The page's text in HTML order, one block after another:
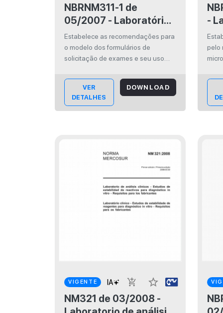
NBRNM311-1 de
05/2007 - Laboratório
de análises clínicas -
Pré-analítico - Parte 1:
Formulário de
Estabelece as recomendações para
o modelo dos formulários de
solicitação de exames e seu uso
VER
DETALHES
DOWNLOAD
-
de
pelo
VIGENTE add_shopping_cart
star_border
NM321 de 03/2008 -